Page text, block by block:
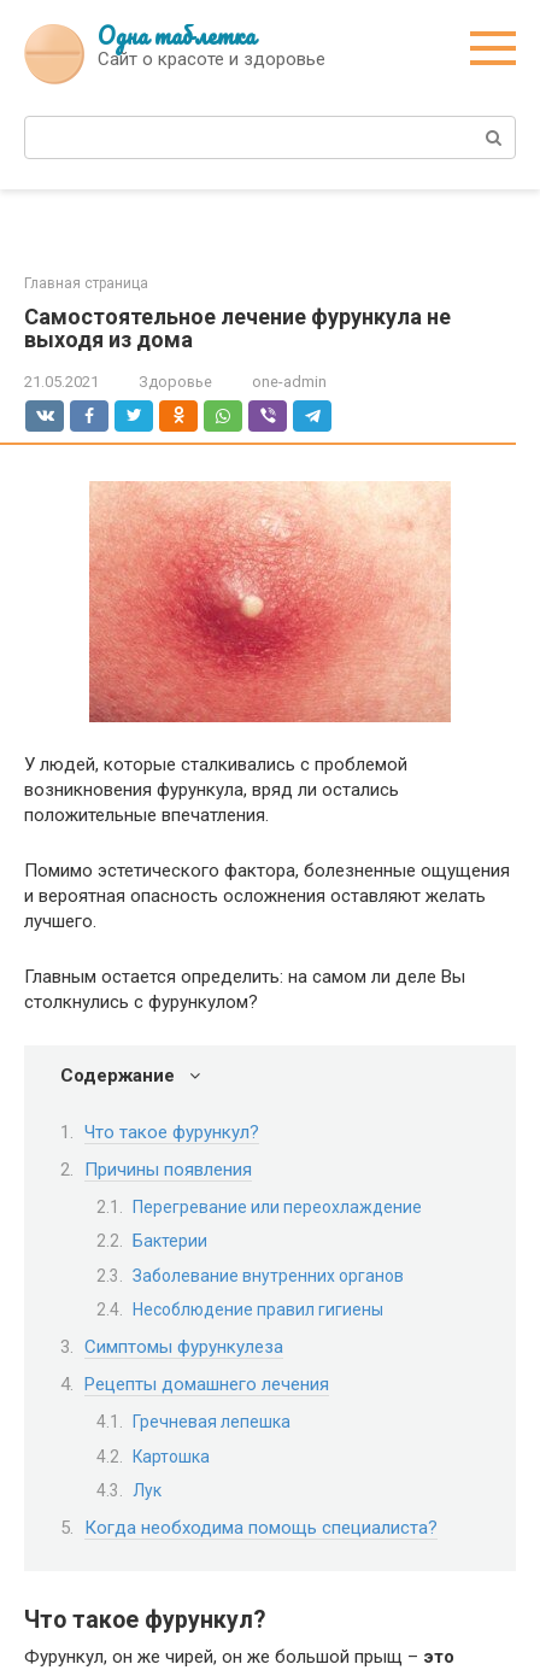
контенту
Одна таблетка
Сайт о красоте и здоровье
Поиск:
Главная страница
Самостоятельное лечение фурункула не
выходя из дома
21.05.2021 Здоровье one-admin
У людей, которые сталкивались с проблемой
возникновения фурункула, вряд ли остались
положительные впечатления.
Помимо эстетического фактора, болезненные ощущения
и вероятная опасность осложнения оставляют желать
лучшего.
Главным остается определить: на самом ли деле Вы
столкнулись с фурункулом?
Содержание
Что такое фурункул?
Причины появления
Перегревание или переохлаждение
Бактерии
Заболевание внутренних органов
Несоблюдение правил гигиены
Симптомы фурункулеза
Рецепты домашнего лечения
Гречневая лепешка
Картошка
Лук
Когда необходима помощь специалиста?
Что такое фурункул?
Фурункул, он же чирей, он же большой прыщ – это